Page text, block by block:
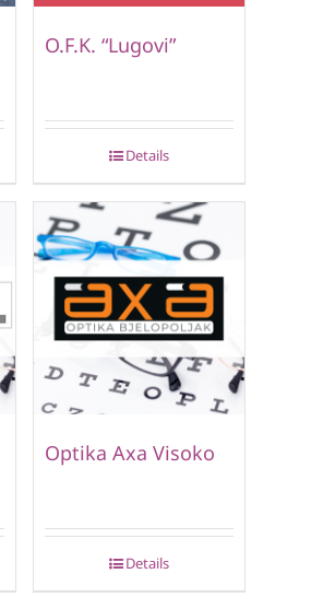
O.F.K. “Lugovi”
Details
Optika Axa Visoko
Details